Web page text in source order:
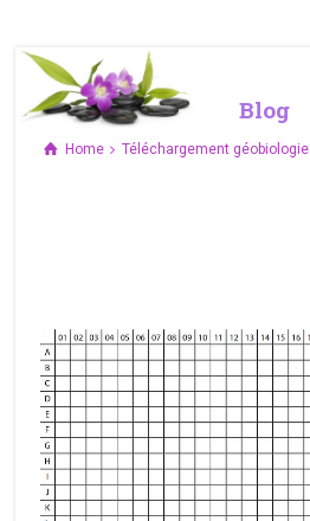
Blog
Home Téléchargement géobiologie